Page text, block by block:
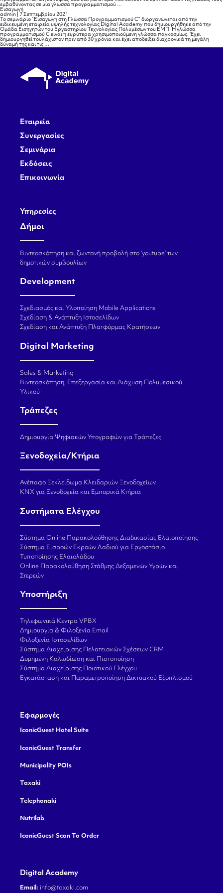
εμβαθύνοντας σε μία γλώσσα προγραμματισμού …
Εισαγωγή
admin
7 Σεπτεμβρίου 2021
Το σεμινάριο “Εισαγωγή στη Γλώσσα Προγραμματισμού C” διοργανώνεται από την
ειδικευμένη εταιρεία υψηλής τεχνολογίας Digital Academy που δημιουργήθηκε από την
Ομάδα Εισηγητών του Εργαστηρίου Τεχνολογίας Πολυμέσων του ΕΜΠ. Η γλώσσα
προγραμματισμού C είναι η ευρύτερα χρησιμοποιούμενη γλώσσα παγκοσμίως. Έχει
δημιουργηθεί τουλάχιστον πριν από 30 χρόνια και έχει αποδείξει διαχρονικά τη μεγάλη
δύναμή της και τις …
Εταιρεία
Συνεργασίες
Σεμινάρια
Εκδόσεις
Επικοινωνία
Υπηρεσίες
Δήμοι
Βιντεοσκόπηση και ζωντανή προβολή στο ‘youtube’ των
δημοτικών συμβουλίων
Development
Σχεδιασμός και Υλοποίηση Mobile Applications
Σχεδίαση & Ανάπτυξη Ιστοσελίδων
Σχεδίαση και Ανάπτυξη Πλατφόρμας Κρατήσεων
Digital Marketing
Sales & Marketing
Βιντεοσκόπηση, Επεξεργασία και Διάχυση Πολυμεσικού
Υλικού
Τράπεζες
Δημιουργία Ψηφιακών Υπογραφών για Τράπεζες
Ξενοδοχεία/Κτήρια
Ανέπαφο Ξεκλείδωμα Κλειδαριών Ξενοδοχείων
KNX για Ξενοδοχεία και Εμπορικά Κτήρια
Συστήματα Ελέγχου
Σύστημα Online Παρακολούθησης Διαδικασίας Ελαιοποίησης
Σύστημα Εισροών Εκροών Λαδιού για Εργοστάσιο
Τυποποίησης Ελαιολάδου
Online Παρακολούθηση Στάθμης Δεξαμενών Υγρών και
Στερεών
Υποστήριξη
Τηλεφωνικά Κέντρα VPBX
Δημιουργία & Φιλοξενία Email
Φιλοξενία Ιστοσελίδων
Σύστημα Διαχείρισης Πελατειακών Σχέσεων CRM
Δομημένη Καλωδίωση και Πιστοποίηση
Σύστημα Διαχείρισης Ποιοτικού Ελέγχου
Εγκατάσταση και Παραμετροποίηση Δικτυακού Εξοπλισμού
Εφαρμογές
IconicGuest Hotel Suite
IconicGuest Transfer
Municipality POIs
Taxaki
Telephonaki
Nutrilab
IconicGuest Scan To Order
Digital Academy
Email: info@taxaki.com